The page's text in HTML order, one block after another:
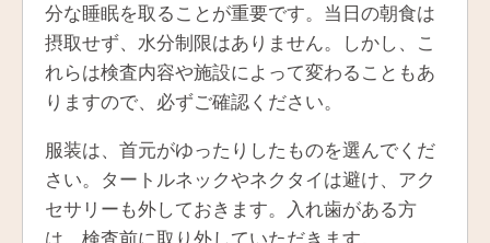
分な睡眠を取ることが重要です。当日の朝食は
摂取せず、水分制限はありません。しかし、こ
れらは検査内容や施設によって変わることもあ
りますので、必ずご確認ください。
服装は、首元がゆったりしたものを選んでくだ
さい。タートルネックやネクタイは避け、アク
セサリーも外しておきます。入れ歯がある方